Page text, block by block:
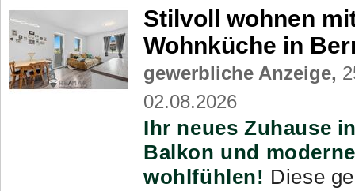
Stilvoll wohnen
Wohnküche in
gewerbliche Anzeige,
02.08.2026
Ihr neues Zuhause
Balkon und
wohlfühlen! Diese